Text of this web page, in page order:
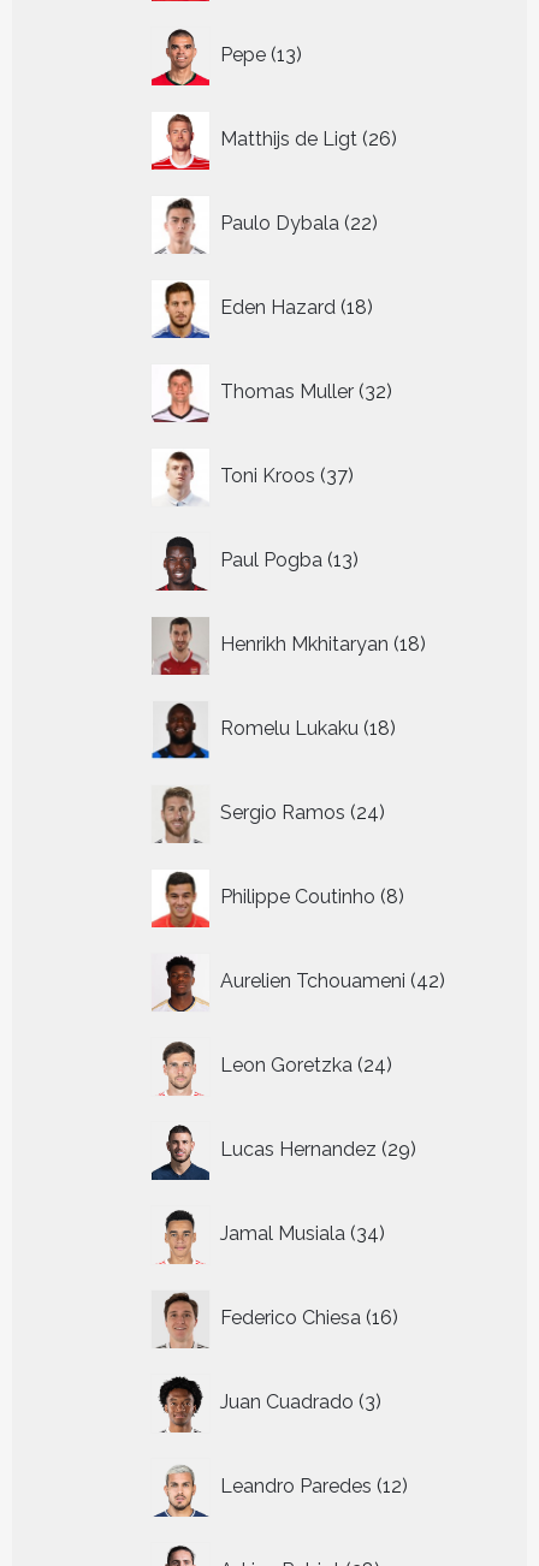
Pepe 13
producten
Matthijs de Ligt 26
producten
Paulo Dybala 22
producten
Eden Hazard 18
producten
Thomas Muller 32
producten
Toni Kroos 37
producten
Paul Pogba 13
producten
Henrikh Mkhitaryan 18
producten
Romelu Lukaku 18
producten
Sergio Ramos 24
producten
Philippe Coutinho 8
producten
Aurelien Tchouameni 42
producten
Leon Goretzka 24
producten
Lucas Hernandez 29
producten
Jamal Musiala 34
producten
Federico Chiesa 16
producten
Juan Cuadrado 3
producten
Leandro Paredes 12
producten